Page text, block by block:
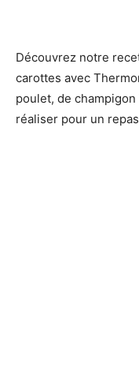
Découvrez notre
carottes avec
poulet, de
réaliser pour un